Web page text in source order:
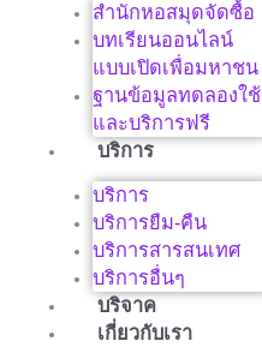
สำนักหอสมุดจัดซื้อ
บทเรียนออนไลน์
แบบเปิดเพื่อมหาชน
ฐานข้อมูลทดลองใช้
และบริการฟรี
บริการ
บริการ
บริการยืม-คืน
บริการสารสนเทศ
บริการอื่นๆ
บริจาค
เกี่ยวกับเรา